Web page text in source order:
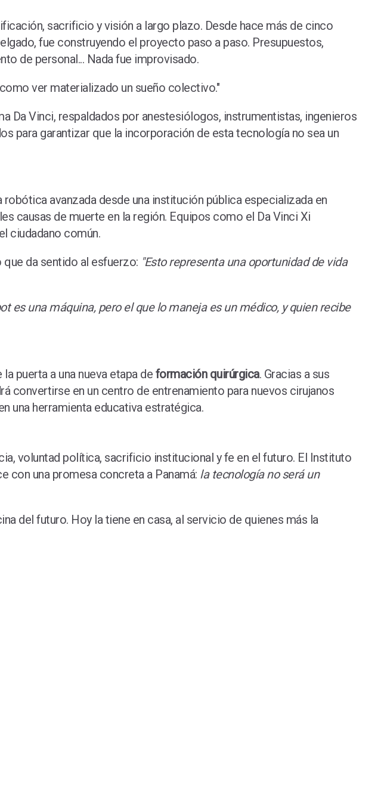
sacrificio y visión a largo plazo. Desde hace más de cinco
fue construyendo el proyecto paso a paso. Presupuestos,
de personal... Nada fue improvisado.
ver materializado un sueño colectivo."
Da Vinci, respaldados por anestesiólogos, instrumentistas, ingenieros
para garantizar que la incorporación de esta tecnología no sea un
avanzada desde una institución pública especializada en
causas de muerte en la región. Equipos como el Da Vinci Xi
ciudadano común.
da sentido al esfuerzo: "Esto representa una oportunidad de vida
es una máquina, pero el que lo maneja es un médico, y quien recibe
puerta a una nueva etapa de formación quirúrgica. Gracias a sus
convertirse en un centro de entrenamiento para nuevos cirujanos
una herramienta educativa estratégica.
voluntad política, sacrificio institucional y fe en el futuro. El Instituto
con una promesa concreta a Panamá: la tecnología no será un
del futuro. Hoy la tiene en casa, al servicio de quienes más la